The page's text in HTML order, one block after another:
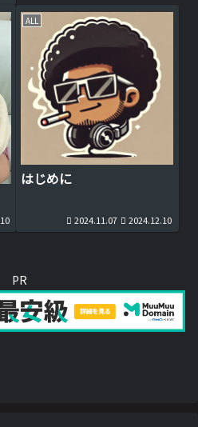
ALL
はじめに
2024.11.07 2024.12.10
PR